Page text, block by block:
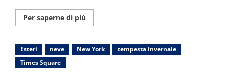
Per saperne di più
informazioni
invernale
in
Esteri neve New York
tempesta invernale
Times Square